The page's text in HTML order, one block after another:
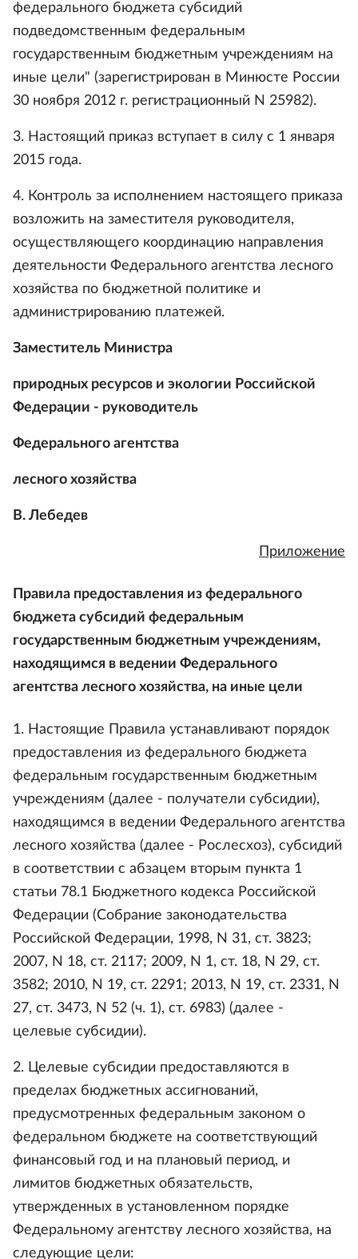
федерального бюджета субсидий
подведомственным федеральным
государственным бюджетным учреждениям на
иные цели" (зарегистрирован в Минюсте России
30 ноября 2012 г. регистрационный N 25982).
3. Настоящий приказ вступает в силу с 1 января
2015 года.
4. Контроль за исполнением настоящего приказа
возложить на заместителя руководителя,
осуществляющего координацию направления
деятельности Федерального агентства лесного
хозяйства по бюджетной политике и
администрированию платежей.
Заместитель Министра
природных ресурсов и экологии Российской
Федерации - руководитель
Федерального агентства
лесного хозяйства
В. Лебедев
Приложение
Правила предоставления из федерального
бюджета субсидий федеральным
государственным бюджетным учреждениям,
находящимся в ведении Федерального
агентства лесного хозяйства, на иные цели
1. Настоящие Правила устанавливают порядок
предоставления из федерального бюджета
федеральным государственным бюджетным
учреждениям (далее - получатели субсидии),
находящимся в ведении Федерального агентства
лесного хозяйства (далее - Рослесхоз), субсидий
в соответствии с абзацем вторым пункта 1
статьи 78.1 Бюджетного кодекса Российской
Федерации (Собрание законодательства
Российской Федерации, 1998, N 31, ст. 3823;
2007, N 18, ст. 2117; 2009, N 1, ст. 18, N 29, ст.
3582; 2010, N 19, ст. 2291; 2013, N 19, ст. 2331, N
27, ст. 3473, N 52 (ч. 1), ст. 6983) (далее -
целевые субсидии).
2. Целевые субсидии предоставляются в
пределах бюджетных ассигнований,
предусмотренных федеральным законом о
федеральном бюджете на соответствующий
финансовый год и на плановый период, и
лимитов бюджетных обязательств,
утвержденных в установленном порядке
Федеральному агентству лесного хозяйства, на
следующие цели: